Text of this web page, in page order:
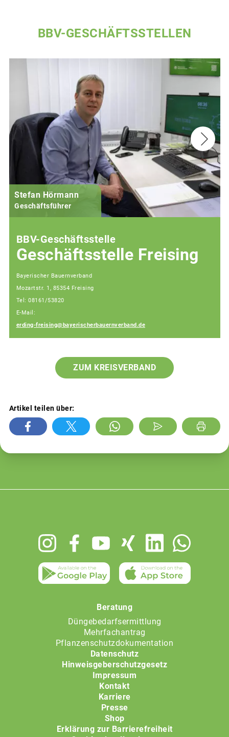
BBV-GESCHÄFTSSTELLEN
Stefan Hörmann
Geschäftsführer
BBV-Geschäftsstelle
Geschäftsstelle Freising
Bayerischer Bauernverband
Mozartstr. 1, 85354 Freising
Tel: 08161/53820
E-Mail:
erding-freising@bayerischerbauernverband.de
ZUM KREISVERBAND
Artikel teilen über:
Beratung
Düngebedarfsermittlung
Mehrfachantrag
Pflanzenschutzdokumentation
Datenschutz
Hinweisgeberschutzgesetz
Impressum
Kontakt
Karriere
Presse
Shop
Erklärung zur Barrierefreiheit